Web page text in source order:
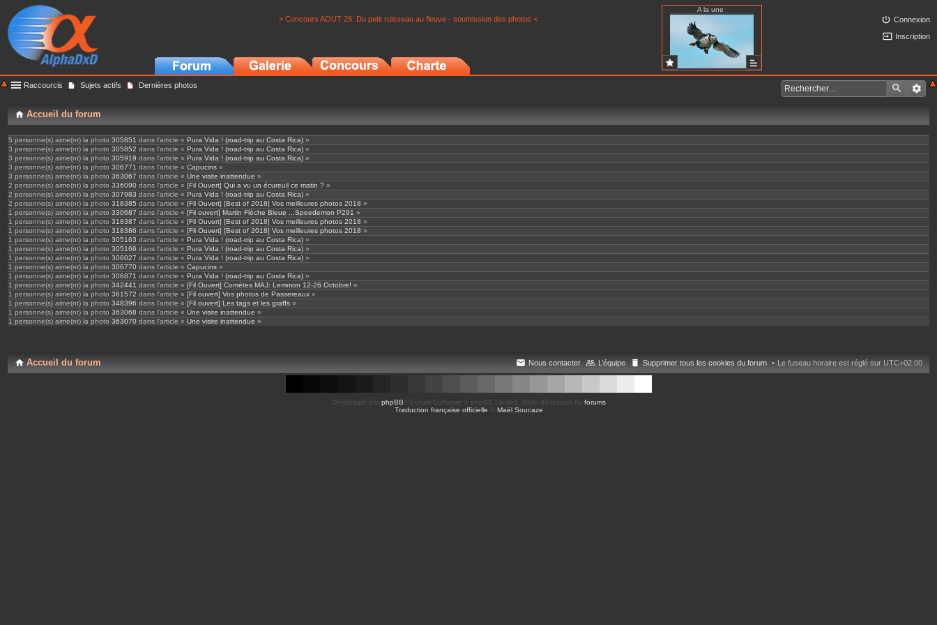
> Concours AOUT 26: Du petit ruisseau au fleuve - soumission des photos <
A la une
Connexion
Inscription
Raccourcis Sujets actifs Dernières photos
Accueil du forum
5 personne(s) aime(nt) la photo 305851 dans l'article « Pura Vida ! (road-trip au Costa Rica) »
3 personne(s) aime(nt) la photo 305852 dans l'article « Pura Vida ! (road-trip au Costa Rica) »
3 personne(s) aime(nt) la photo 305919 dans l'article « Pura Vida ! (road-trip au Costa Rica) »
3 personne(s) aime(nt) la photo 306771 dans l'article « Capucins »
3 personne(s) aime(nt) la photo 363067 dans l'article « Une visite inattendue »
2 personne(s) aime(nt) la photo 336090 dans l'article « [Fil Ouvert] Qui a vu un écureuil ce matin ? »
2 personne(s) aime(nt) la photo 307983 dans l'article « Pura Vida ! (road-trip au Costa Rica) »
2 personne(s) aime(nt) la photo 318385 dans l'article « [Fil Ouvert] [Best of 2018] Vos meilleures photos 2018 »
1 personne(s) aime(nt) la photo 330687 dans l'article « [Fil ouvert] Martin Flèche Bleue ...Speedemon P291 »
1 personne(s) aime(nt) la photo 318387 dans l'article « [Fil Ouvert] [Best of 2018] Vos meilleures photos 2018 »
1 personne(s) aime(nt) la photo 318386 dans l'article « [Fil Ouvert] [Best of 2018] Vos meilleures photos 2018 »
1 personne(s) aime(nt) la photo 305163 dans l'article « Pura Vida ! (road-trip au Costa Rica) »
1 personne(s) aime(nt) la photo 305166 dans l'article « Pura Vida ! (road-trip au Costa Rica) »
1 personne(s) aime(nt) la photo 306027 dans l'article « Pura Vida ! (road-trip au Costa Rica) »
1 personne(s) aime(nt) la photo 306770 dans l'article « Capucins »
1 personne(s) aime(nt) la photo 306871 dans l'article « Pura Vida ! (road-trip au Costa Rica) »
1 personne(s) aime(nt) la photo 342441 dans l'article « [Fil Ouvert] Comètes MAJ: Lemmon 12-26 Octobre! »
1 personne(s) aime(nt) la photo 361572 dans l'article « [Fil ouvert] Vos photos de Passereaux »
1 personne(s) aime(nt) la photo 348396 dans l'article « [Fil ouvert] Les tags et les graffs »
1 personne(s) aime(nt) la photo 363068 dans l'article « Une visite inattendue »
1 personne(s) aime(nt) la photo 363070 dans l'article « Une visite inattendue »
Accueil du forum Le fuseau horaire est réglé sur UTC+02:00
Supprimer tous les cookies du forum
L’équipe
Nous contacter
Développé par phpBB ® Forum Software © phpBB Limited , Style developer by forums
Traduction française officielle
Maël Soucaze